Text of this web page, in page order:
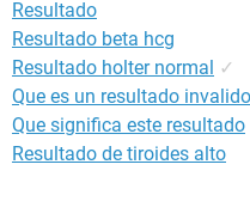
Resultado
Resultado beta hcg
Resultado holter normal ✓
Que es un resultado
Que significa este resultado
Resultado de tiroides alto